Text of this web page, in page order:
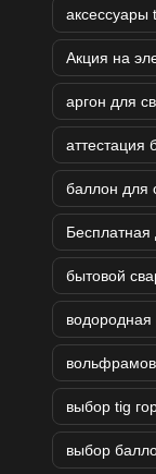
аксессуары
Акция на
аргон для
аттестация
баллон для
бытовой
водородная
выбор tig
выбор